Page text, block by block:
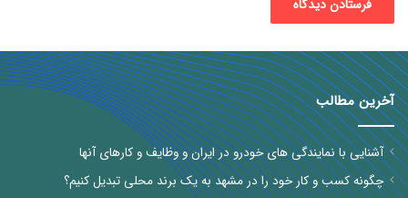
آخرین مطالب
آشنایی با نمایندگی های خودرو در ایران و وظایف و کارهای آنها
چگونه کسب و کار خود را در مشهد به یک برند محلی تبدیل کنیم؟